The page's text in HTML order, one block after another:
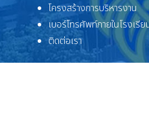
โครงสร้างการบริหารงาน
เบอร์โทรศัพท์ภายในโรงเรี
ติดต่อเรา